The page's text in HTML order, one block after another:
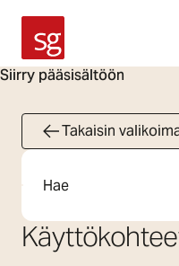
Siirry pääsisältöön
SG Armaturen
Takaisin
Etsi